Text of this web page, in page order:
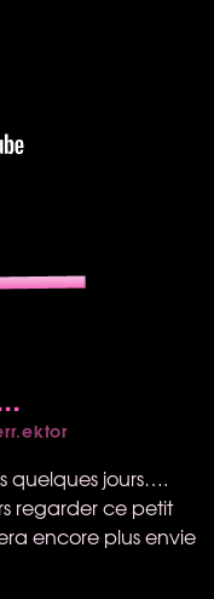
quelques jours….
regarder ce petit
encore plus envie